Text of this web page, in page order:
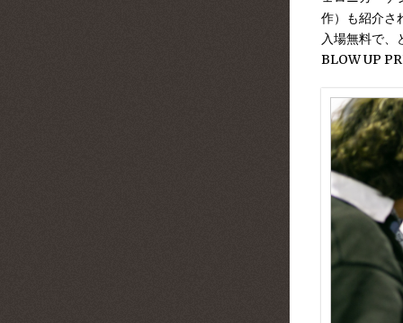
作）
も紹介さ
入場無料で、
BLOW UP